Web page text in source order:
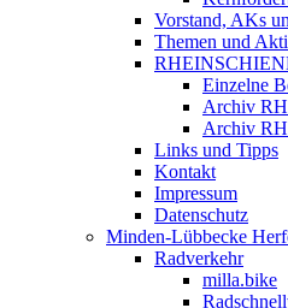
Vorstand, AKs
Themen und
Einzelne
Archiv
Archiv
Links und Tipps
Kontakt
Impressum
Datenschutz
Minden-Lübbecke
Radverkehr
milla.bike